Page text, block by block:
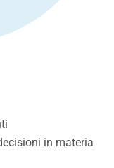
in materia